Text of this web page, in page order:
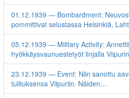
01.12.1939 — Bombardment:
pommittivat selustassa Helsinkiä,
05.12.1939 — Military Activity:
hyökkäysvaunuestetyöt linjalla
23.12.1939 — Event: Niin sanottu
tulituksensa Viipuriin. Näiden…